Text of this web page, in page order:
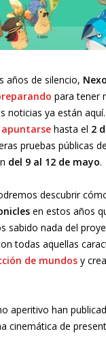
años de silencio,
para tener
noticias ya están
apuntarse hasta el 2
pruebas públicas
del 9 al 12 de mayo.
descubrir
en estos años
sabido nada del
todas aquellas
de mundos y
aperitivo han
cinemática de